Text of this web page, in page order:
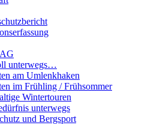
unterwegs…
am Umlenkhaken
im Frühling / Frühsommer
Wintertouren
unterwegs
und Bergsport